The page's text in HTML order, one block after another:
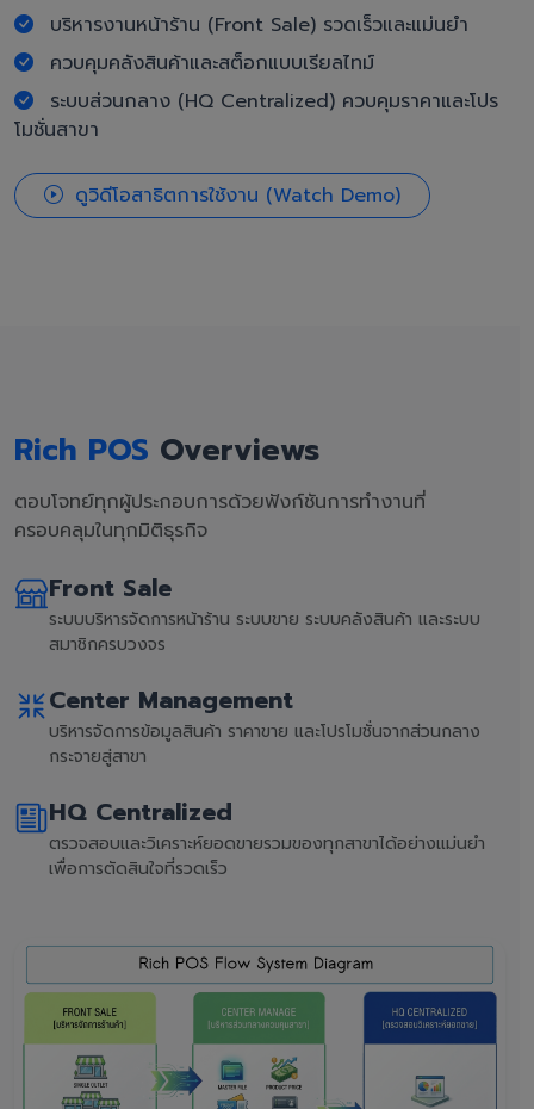
บริหารงานหน้าร้าน (Front Sale) รวดเร็วและแม่นยำ
ควบคุมคลังสินค้าและสต็อกแบบเรียลไทม์
ระบบส่วนกลาง (HQ Centralized) ควบคุมราคาและโปร
โมชั่นสาขา
ดูวิดีโอสาธิตการใช้งาน (Watch Demo)
Rich POS Overviews
ตอบโจทย์ทุกผู้ประกอบการด้วยฟังก์ชันการทำงานที่
ครอบคลุมในทุกมิติธุรกิจ
Front Sale
ระบบบริหารจัดการหน้าร้าน ระบบขาย ระบบคลังสินค้า และระบบ
สมาชิกครบวงจร
Center Management
บริหารจัดการข้อมูลสินค้า ราคาขาย และโปรโมชั่นจากส่วนกลาง
กระจายสู่สาขา
HQ Centralized
ตรวจสอบและวิเคราะห์ยอดขายรวมของทุกสาขาได้อย่างแม่นยำ
เพื่อการตัดสินใจที่รวดเร็ว